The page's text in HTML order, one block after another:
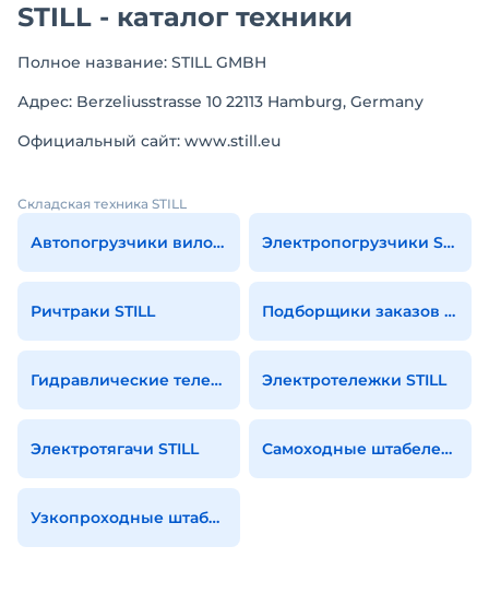
STILL - каталог техники
Полное название: STILL GMBH
Адрес: Berzeliusstrasse 10 22113 Hamburg, Germany
Официальный сайт: www.still.eu
Складская техника STILL
Автопогрузчики вилочные STILL Электропогрузчики STILL
Ричтраки STILL Подборщики заказов STILL
Гидравлические тележки ручные STILL Электротележки STILL
Электротягачи STILL Самоходные штабелеры STILL
Узкопроходные штабелеры STILL